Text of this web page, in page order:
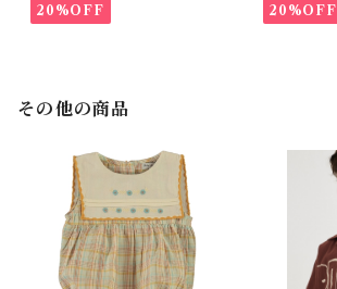
20%OFF 20%OFF
その他の商品